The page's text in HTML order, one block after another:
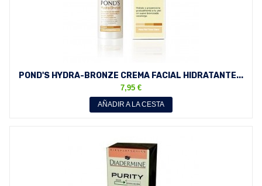
POND'S HYDRA-BRONZE CREMA FACIAL HIDRATANTE...
7,95 €
AÑADIR A LA CESTA